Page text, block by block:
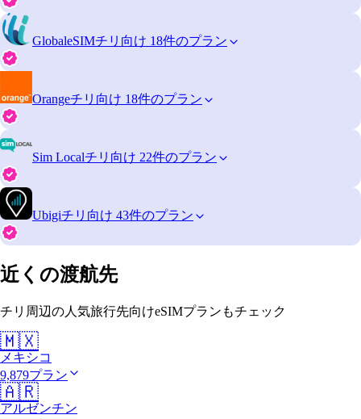
GlobaleSIMチリ向け 18件のプラン
Orangeチリ向け 18件のプラン
Sim Localチリ向け 22件のプラン
Ubigiチリ向け 43件のプラン
近くの渡航先
チリ周辺の人気旅行先向けeSIMプランもチェック
🇲🇽
メキシコ
9,879プラン
🇦🇷
アルゼンチン